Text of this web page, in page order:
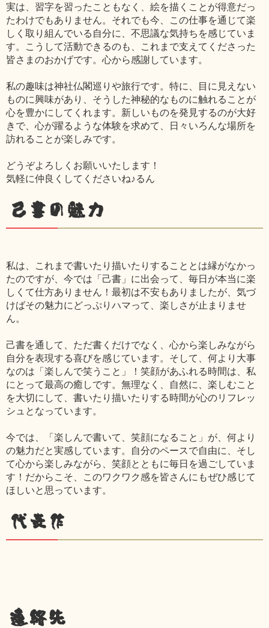
実は、習字を習ったこともなく、絵を描くことが得意だっ
たわけでもありません。それでも今、この仕事を通じて楽
しく取り組んでいる自分に、不思議な気持ちを感じていま
す。こうして活動できるのも、これまで支えてくださった
皆さまのおかげです。心から感謝しています。
私の趣味は神社仏閣巡りや旅行です。特に、目に見えない
ものに興味があり、そうした神秘的なものに触れることが
心を豊かにしてくれます。新しいものを発見するのが大好
きで、心が躍るような体験を求めて、日々いろんな場所を
訪れることが楽しみです。
どうぞよろしくお願いいたします！
気軽に仲良くしてくださいね♪るん
己書の魅力
私は、これまで書いたり描いたりすることとは縁がなかっ
たのですが、今では「己書」に出会って、毎日が本当に楽
しくて仕方ありません！最初は不安もありましたが、気づ
けばその魅力にどっぷりハマって、楽しさが止まりませ
ん。
己書を通して、ただ書くだけでなく、心から楽しみながら
自分を表現する喜びを感じています。そして、何より大事
なのは「楽しんで笑うこと」！笑顔があふれる時間は、私
にとって最高の癒しです。無理なく、自然に、楽しむこと
を大切にして、書いたり描いたりする時間が心のリフレッ
シュとなっています。
今では、「楽しんで書いて、笑顔になること」が、何より
の魅力だと実感しています。自分のペースで自由に、そし
て心から楽しみながら、笑顔とともに毎日を過ごしていま
す！だからこそ、このワクワク感を皆さんにもぜひ感じて
ほしいと思っています。
代表作
連絡先